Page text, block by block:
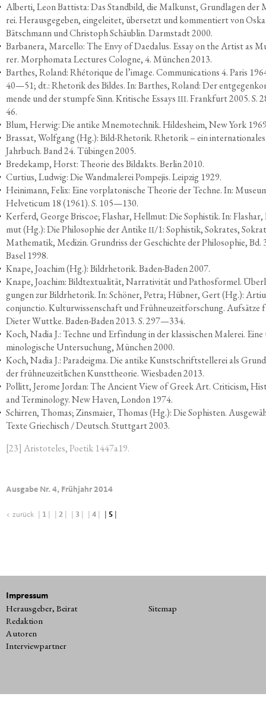
Alber­ti, Leon Bat­tis­ta: Das Stand­bild, die Mal­kunst, Grund­la­gen der
rei. Her­aus­ge­ge­ben, ein­ge­lei­tet, über­setzt und kom­men­tiert von
Bät­sch­mann und Chris­toph Schäub­lin. Darm­stadt 2000.
Bar­ba­ne­ra, Mar­cel­lo: The Envy of Daeda­lus. Essay on the Artist as
rer. Mor­pho­ma­ta Lec­tures Colo­gne, 4. Mün­chen 2013.
Bar­thes, Roland: Rhé­to­ri­que de l’i­mage. Com­mu­ni­ca­ti­ons 4. Paris
40—51; dt.: Rhe­to­rik des Bil­des. In: Bar­thes, Roland: Der
men­de und der stump­fe Sinn. Kri­ti­sche Essays III. Frank­furt 2005. S.
46.
Blum, Her­wig: Die anti­ke Mne­mo­tech­nik. Hil­des­heim, New York
Bras­sat, Wolf­gang (Hg.): Bild-Rhe­to­rik. Rhe­to­rik – ein inter­na­tio­na­les
Jahr­buch. Band 24. Tübin­gen 2005.
Bre­de­kamp, Horst: Theo­rie des Bild­akts. Ber­lin 2010.
Cur­ti­us, Lud­wig: Die Wand­ma­le­rei Pom­pe­jis. Leip­zig 1929.
Hei­ni­mann, Felix: Eine vor­pla­to­ni­sche Theo­rie der Tech­ne. In:
Hel­ve­ti­cum 18 (1961). S. 105—130.
Kerferd, Geor­ge Bris­coe; Flas­har, Hell­mut: Die Sophis­tik. In:
mut (Hg.): Die Phi­lo­so­phie der Anti­ke II/1: Sophis­tik, Sokra­tes,
Mathe­ma­tik, Medi­zin. Grund­riss der Geschich­te der Phi­lo­so­phie, Bd.
Basel 1998.
Kna­pe, Joa­chim (Hg.): Bild­rhe­to­rik. Baden-Baden 2007.
Kna­pe, Joa­chim: Bild­tex­tua­li­tät, Nar­ra­ti­vi­tät und Pathos­for­mel.
gun­gen zur Bild­rhe­to­rik. In: Schö­ner, Petra; Hüb­ner, Gert (Hg.):
con­junc­tio. Kul­tur­wis­sen­schaft und Früh­neu­zeit­for­schung. Auf­sät­ze
Die­ter Wut­t­ke. Baden-Baden 2013. S. 297—334.
Koch, Nadia J.: Tech­ne und Erfin­dung in der klas­si­schen Male­rei.
mi­no­lo­gi­sche Unter­su­chung, Mün­chen 2000.
Koch, Nadia J.: Parad­eig­ma. Die anti­ke Kunst­schrift­stel­le­rei als
der früh­neu­zeit­li­chen Kunst­theo­rie. Wies­ba­den 2013.
Pol­litt, Jero­me Jor­dan: The Anci­ent View of Greek Art. Cri­ti­cism,
and Ter­mi­no­lo­gy. New Haven, Lon­don 1974.
Schir­ren, Tho­mas; Zins­mai­er, Tho­mas (Hg.): Die Sophis­ten.
Tex­te Grie­chisch / Deutsch. Stutt­gart 2003.
[23] Aris­to­te­les, Poe­tik 1447a19.
Ausgabe Nr. 4, Frühjahr 2014
< zurück 1 2 3 4 5
Impressum
Herausgeber, Beirat
Redaktion
Autoren
Interviewpartner
Sitemap